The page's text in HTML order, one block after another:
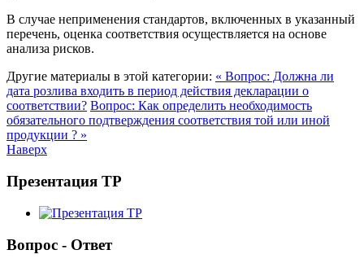
В случае неприменения стандартов, включенных в указанный
перечень, оценка соответствия осуществляется на основе
анализа рисков.
Другие материалы в этой категории: « Вопрос: Должна ли
дата розлива входить в период действия декларации о
соответствии? Вопрос: Как определить необходимость
обязательного подтверждения соответствия той или иной
продукции ? »
Наверх
Презентация ТР
Вопрос - Ответ